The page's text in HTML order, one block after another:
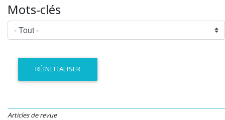
Mots-clés
RÉINITIALISER
Articles de revue